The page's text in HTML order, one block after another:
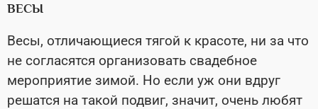
ВЕСЫ
Весы, отличающиеся тягой к красоте, ни за что
не согласятся организовать свадебное
мероприятие зимой. Но если уж они вдруг
решатся на такой подвиг, значит, очень любят